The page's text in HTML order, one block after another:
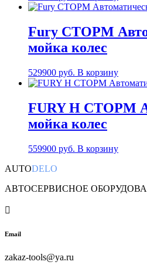
Fury СТОРМ
мойка колес
529900 руб. В корзину
FURY H СТОРМ
мойка колес
559900 руб. В корзину
AUTODELO
АВТОСЕРВИСНОЕ

Email
zakaz-tools@ya.ru